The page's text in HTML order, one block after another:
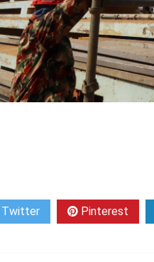
Twitter Pinterest